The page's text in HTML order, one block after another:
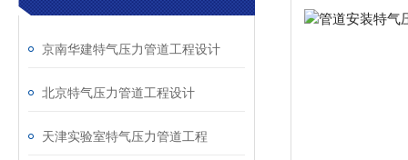
京南华建特气压力管道工程设计
北京特气压力管道工程设计
天津实验室特气压力管道工程